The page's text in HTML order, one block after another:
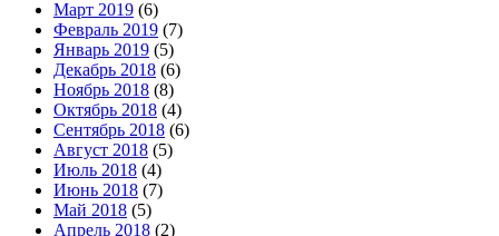
Март 2019 (6)
Февраль 2019 (7)
Январь 2019 (5)
Декабрь 2018 (6)
Ноябрь 2018 (8)
Октябрь 2018 (4)
Сентябрь 2018 (6)
Август 2018 (5)
Июль 2018 (4)
Июнь 2018 (7)
Май 2018 (5)
Апрель 2018 (2)